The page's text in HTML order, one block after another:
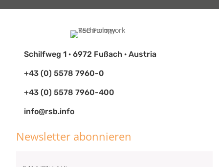
Schilfweg 1 · 6972 Fußach · Austria
+43 (0) 5578 7960-0
+43 (0) 5578 7960-400
info@rsb.info
Newsletter abonnieren